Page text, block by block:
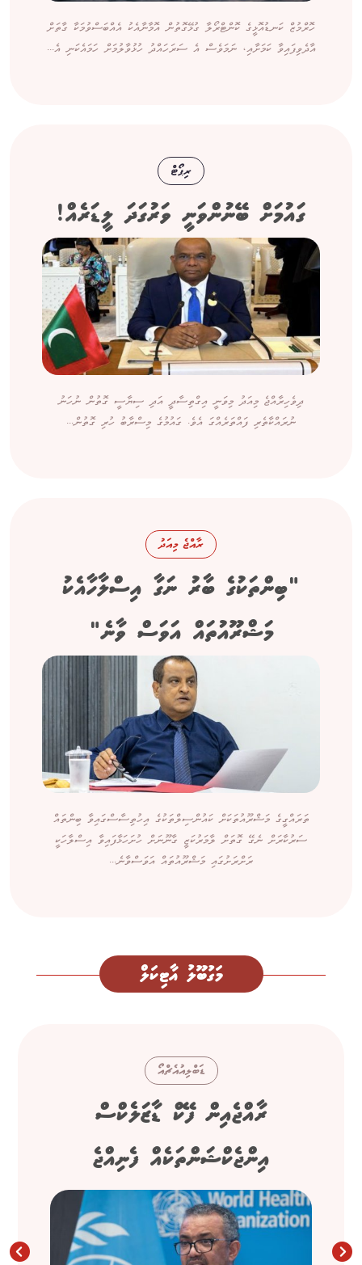
ހޮރްމުޒް ކަނޑުއޮޅީގެ ކޮންޓްރޯލާ ގުޅޭގޮތުން އޮމާނާއެކު އެއްބަސްވުމަކާ ގާތަށް
އާދެވިފައިވާ ކަމަށާއި، ނަމަވެސް އެ ސަރަހައްދު ހުޅުވާލުމަށް ހަމައެކަނި އެ...
ރިޕޯޓް
ގައުމަށް ބޭނުންވަނީ ވަރުގަދަ ލީޑަރެއް!
ދިވެހިރާއްޖެ މިއަދު މިވަނީ އިގްތިސާދީ އަދި ސިޔާސީ ގޮތުން ނުހަނު
ނުރައްކާތެރި ފައްތަރެއްގަ އެވެ. ގައުމުގެ މިސްރާބު ހުރި ގޮތުން...
ރާއްޖެ މިއަދު
"ބިންތަކުގެ ބާރު ނަގާ އިސްލާހާއެކު
މަޝްރޫއުތައް އަވަސް ވާނެ"
ތަރައްގީގެ މަޝްރޫއުތަކަށް ކައުންސިލްތަކުގެ އިހުތިސާސްގައިވާ ބިންތައް
ސަރުކާރަށް ނެގޭ ގޮތަށް ލާމަރުކަޒީ ގާނޫނަށް ހުށަހަޅާފައިވާ އިސްލާހަކީ
ރަށްރަށުގައި މަޝްރޫއުތައް އަވަސްވާނެ...
މަގުބޫލު އާޓިކަލް
ޑަބްލިއުއެޗްއޯ
ރާއްޖެއިން ފޭކް ޑާޒަލެކްސް
އިންޖެކްޝަންތަކެއް ފެނިއްޖެ